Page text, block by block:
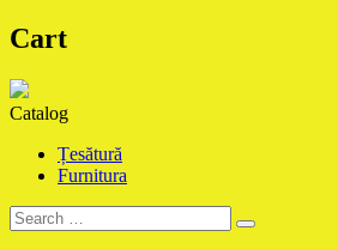
Cart
Catalog
Țesătură
Furnitura